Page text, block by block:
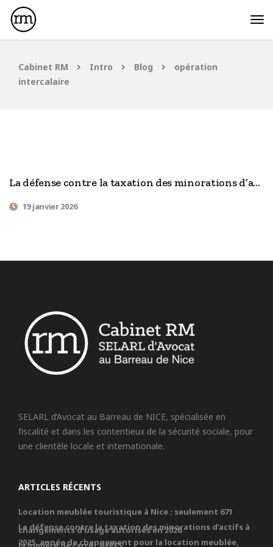
Cabinet RM Intro Blog
opération
intercalaire
La défense contre la taxation des minorations d’actifs à la lumière de l’arrêt CERES
19 janvier 2026
SELARL d’Avocat au Barreau de NICE, spécialisée en
fiscalité et dans les contentieux de la sécurité sociale, pour
une clientèle locale et internationale.
ARTICLES RÉCENTS
Location meublée touristique à Nice : seulement 671
changements d’usage autorisés en 2026
La défense contre la taxation des minorations d’actifs à
2025, année de changement pour la location meublée,